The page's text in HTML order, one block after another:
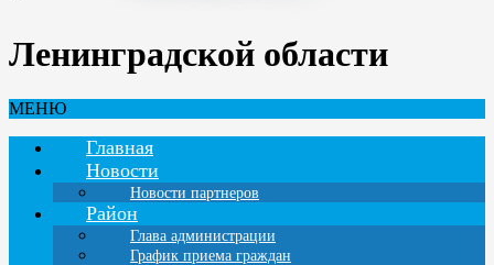
Ленинградской области
МЕНЮ
Главная
Новости
Новости партнеров
Район
Глава администрации
График приема граждан